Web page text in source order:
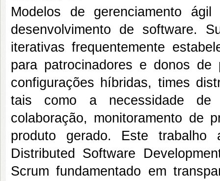
Modelos de gerenciamento
desenvolvimento de software.
iterativas frequentemente
para patrocinadores e donos
configurações híbridas, times
tais como a necessidade de
colaboração, monitoramento de
produto gerado. Este
Distributed Software
Scrum fundamentado em